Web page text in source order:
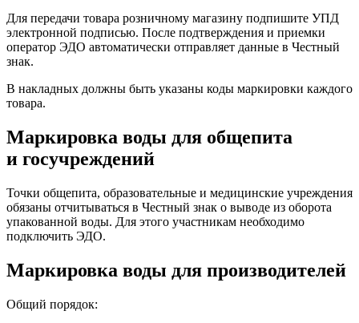
Для передачи товара розничному магазину подпишите УПД
электронной подписью. После подтверждения и приемки
оператор ЭДО автоматически отправляет данные в Честный
знак.
В накладных должны быть указаны коды маркировки каждого
товара.
Маркировка воды для общепита
и госучреждений
Точки общепита, образовательные и медицинские учреждения
обязаны отчитываться в Честный знак о выводе из оборота
упакованной воды. Для этого участникам необходимо
подключить ЭДО.
Маркировка воды для производителей
Общий порядок: